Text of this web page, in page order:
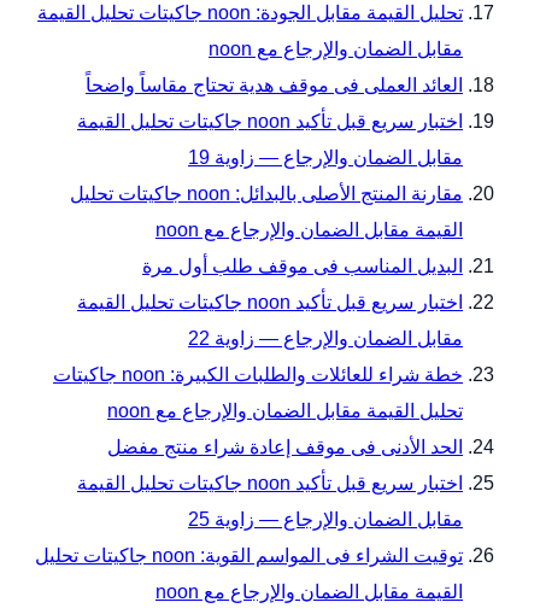
تحليل القيمة مقابل الجودة: noon جاكيتات تحليل القيمة
مقابل الضمان والإرجاع مع noon
العائد العملى فى موقف هدية تحتاج مقاساً واضحاً
اختبار سريع قبل تأكيد noon جاكيتات تحليل القيمة
مقابل الضمان والإرجاع — زاوية 19
مقارنة المنتج الأصلى بالبدائل: noon جاكيتات تحليل
القيمة مقابل الضمان والإرجاع مع noon
البديل المناسب فى موقف طلب أول مرة
اختبار سريع قبل تأكيد noon جاكيتات تحليل القيمة
مقابل الضمان والإرجاع — زاوية 22
خطة شراء للعائلات والطلبات الكبيرة: noon جاكيتات
تحليل القيمة مقابل الضمان والإرجاع مع noon
الحد الأدنى فى موقف إعادة شراء منتج مفضل
اختبار سريع قبل تأكيد noon جاكيتات تحليل القيمة
مقابل الضمان والإرجاع — زاوية 25
توقيت الشراء فى المواسم القوية: noon جاكيتات تحليل
القيمة مقابل الضمان والإرجاع مع noon